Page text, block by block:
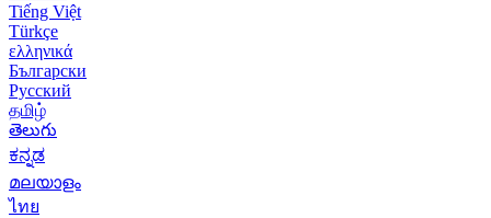
Tiếng Việt
Türkçe
ελληνικά
Български
Русский
தமிழ்
తెలుగు
ಕನ್ನಡ
മലയാളം
ไทย